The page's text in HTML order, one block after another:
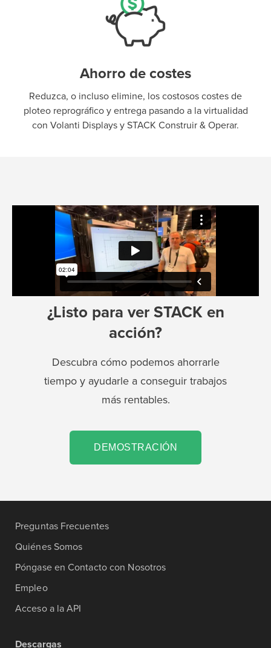
Ahorro de costes
Reduzca, o incluso elimine, los costosos costes de
ploteo reprográfico y entrega pasando a la virtualidad
con Volanti Displays y STACK Construir & Operar.
¿Listo para ver STACK en
acción?
Descubra cómo podemos ahorrarle
tiempo y ayudarle a conseguir trabajos
más rentables.
DEMOSTRACIÓN
Preguntas Frecuentes
Quiénes Somos
Póngase en Contacto con Nosotros
Empleo
Acceso a la API
Descargas